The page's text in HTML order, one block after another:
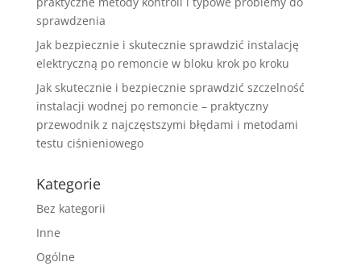
sprawdzenia
Jak bezpiecznie i skutecznie sprawdzić instalację
elektryczną po remoncie w bloku krok po kroku
Jak skutecznie i bezpiecznie sprawdzić szczelność
instalacji wodnej po remoncie – praktyczny
przewodnik z najczęstszymi błędami i metodami
testu ciśnieniowego
Kategorie
Bez kategorii
Inne
Ogólne